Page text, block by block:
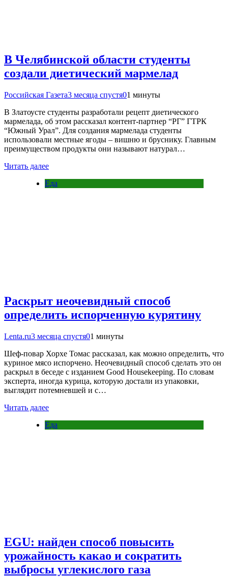
В Челябинской области студенты
создали диетический мармелад
Российская Газета3 месяца спустя01 минуты
В Златоусте студенты разработали рецепт диетического
мармелада, об этом рассказал контент-партнер “РГ” ГТРК
“Южный Урал”. Для создания мармелада студенты
использовали местные ягоды – вишню и бруснику. Главным
преимуществом продукты они называют натурал…
Читать далее
Еда
Раскрыт неочевидный способ
определить испорченную курятину
Lenta.ru3 месяца спустя01 минуты
Шеф-повар Хорхе Томас рассказал, как можно определить, что
куриное мясо испорчено. Неочевидный способ сделать это он
раскрыл в беседе с изданием Good Housekeeping. По словам
эксперта, иногда курица, которую достали из упаковки,
выглядит потемневшей и с…
Читать далее
Еда
EGU: найден способ повысить
урожайность какао и сократить
выбросы углекислого газа